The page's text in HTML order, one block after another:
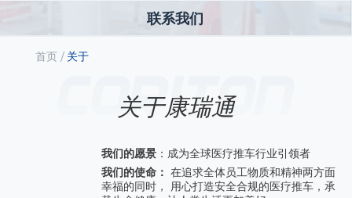
联系我们
首页/ 关于
关于康瑞通
我们的愿景：成为全球医疗推车行业引领者
我们的使命： 在追求全体员工物质和精神两方面
幸福的同时， 用心打造安全合规的医疗推车，承